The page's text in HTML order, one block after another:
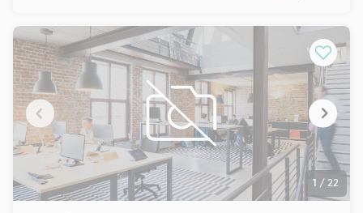
Parking et entrée sécurisés.
1 / 22